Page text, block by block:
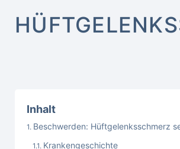
Inhalt
Beschwerden: Hüftgelenksschmerz
Krankengeschichte